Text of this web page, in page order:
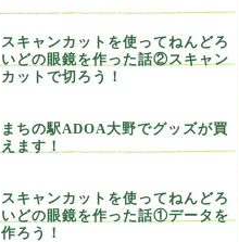
スキャンカットを使ってねんどろ
いどの眼鏡を作った話②スキャン
カットで切ろう！
まちの駅ADOA大野でグッズが買
えます！
スキャンカットを使ってねんどろ
いどの眼鏡を作った話①データを
作ろう！